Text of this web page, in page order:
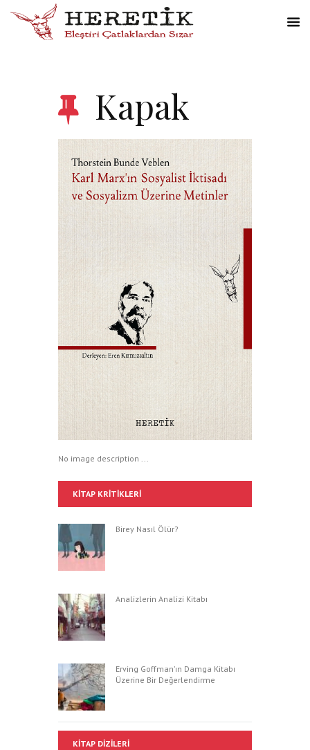
Kapak
No image description ...
KITAP KRITIKLERI
Birey Nasıl Ölür?
Analizlerin Analizi Kitabı
Erving Goffman’ın Damga Kitabı
Üzerine Bir Değerlendirme
KITAP DIZILERI